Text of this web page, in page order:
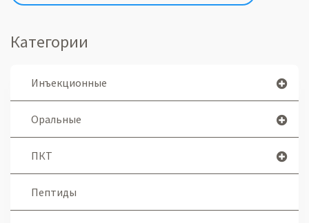
Категории
Инъекционные
Оральные
ПКТ
Пептиды